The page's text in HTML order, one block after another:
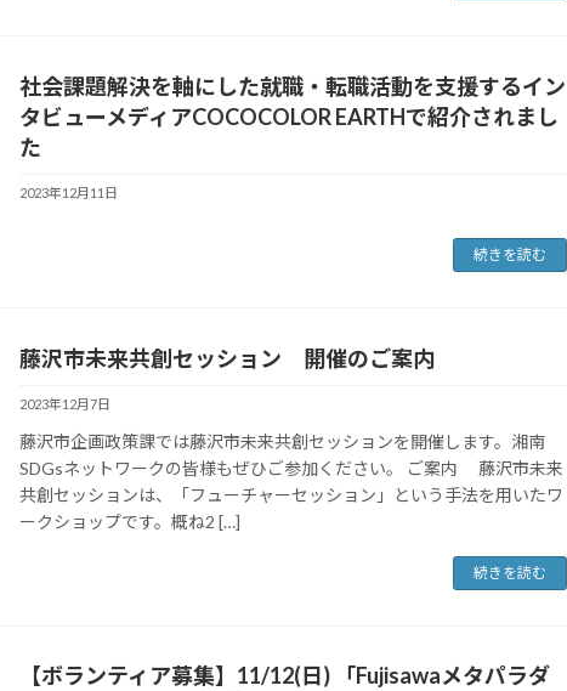
社会課題解決を軸にした就職・転職活動を支援するイン
タビューメディアCOCOCOLOR EARTHで紹介されまし
た
2023年12月11日
続きを読む
藤沢市未来共創セッション 開催のご案内
2023年12月7日
藤沢市企画政策課では藤沢市未来共創セッションを開催します。湘南
SDGsネットワークの皆様もぜひご参加ください。 ご案内 藤沢市未来
共創セッションは、「フューチャーセッション」という手法を用いたワ
ークショップです。概ね2 […]
続きを読む
【ボランティア募集】11/12(日) 「Fujisawaメタパラダ